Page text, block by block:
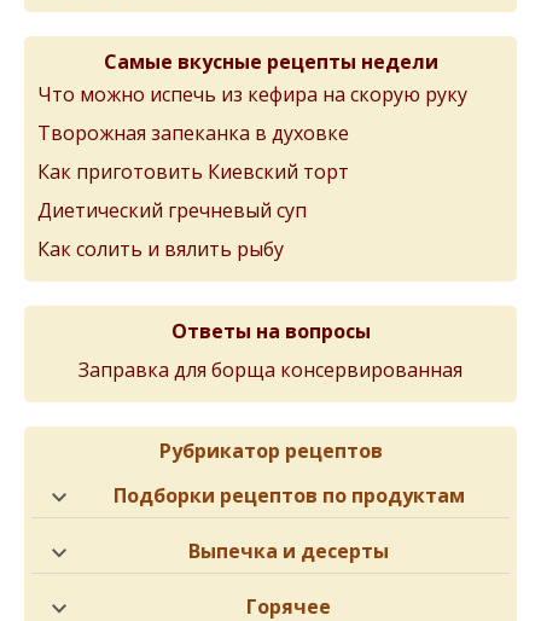
Самые вкусные рецепты недели
Что можно испечь из кефира на скорую руку
Творожная запеканка в духовке
Как приготовить Киевский торт
Диетический гречневый суп
Как солить и вялить рыбу
Ответы на вопросы
Заправка для борща консервированная
Рубрикатор рецептов
Подборки рецептов по продуктам
Выпечка и десерты
Горячее